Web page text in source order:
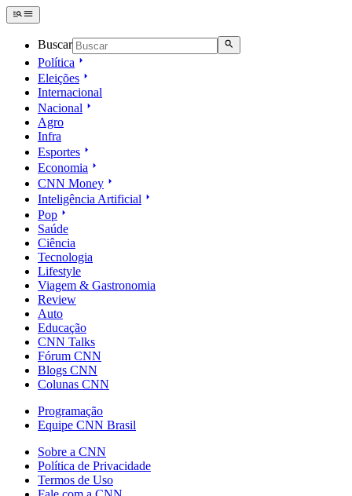
Buscar
Política
Eleições
Internacional
Nacional
Agro
Infra
Esportes
Economia
CNN Money
Inteligência Artificial
Pop
Saúde
Ciência
Tecnologia
Lifestyle
Viagem & Gastronomia
Review
Auto
Educação
CNN Talks
Fórum CNN
Blogs CNN
Colunas CNN
Programação
Equipe CNN Brasil
Sobre a CNN
Política de Privacidade
Termos de Uso